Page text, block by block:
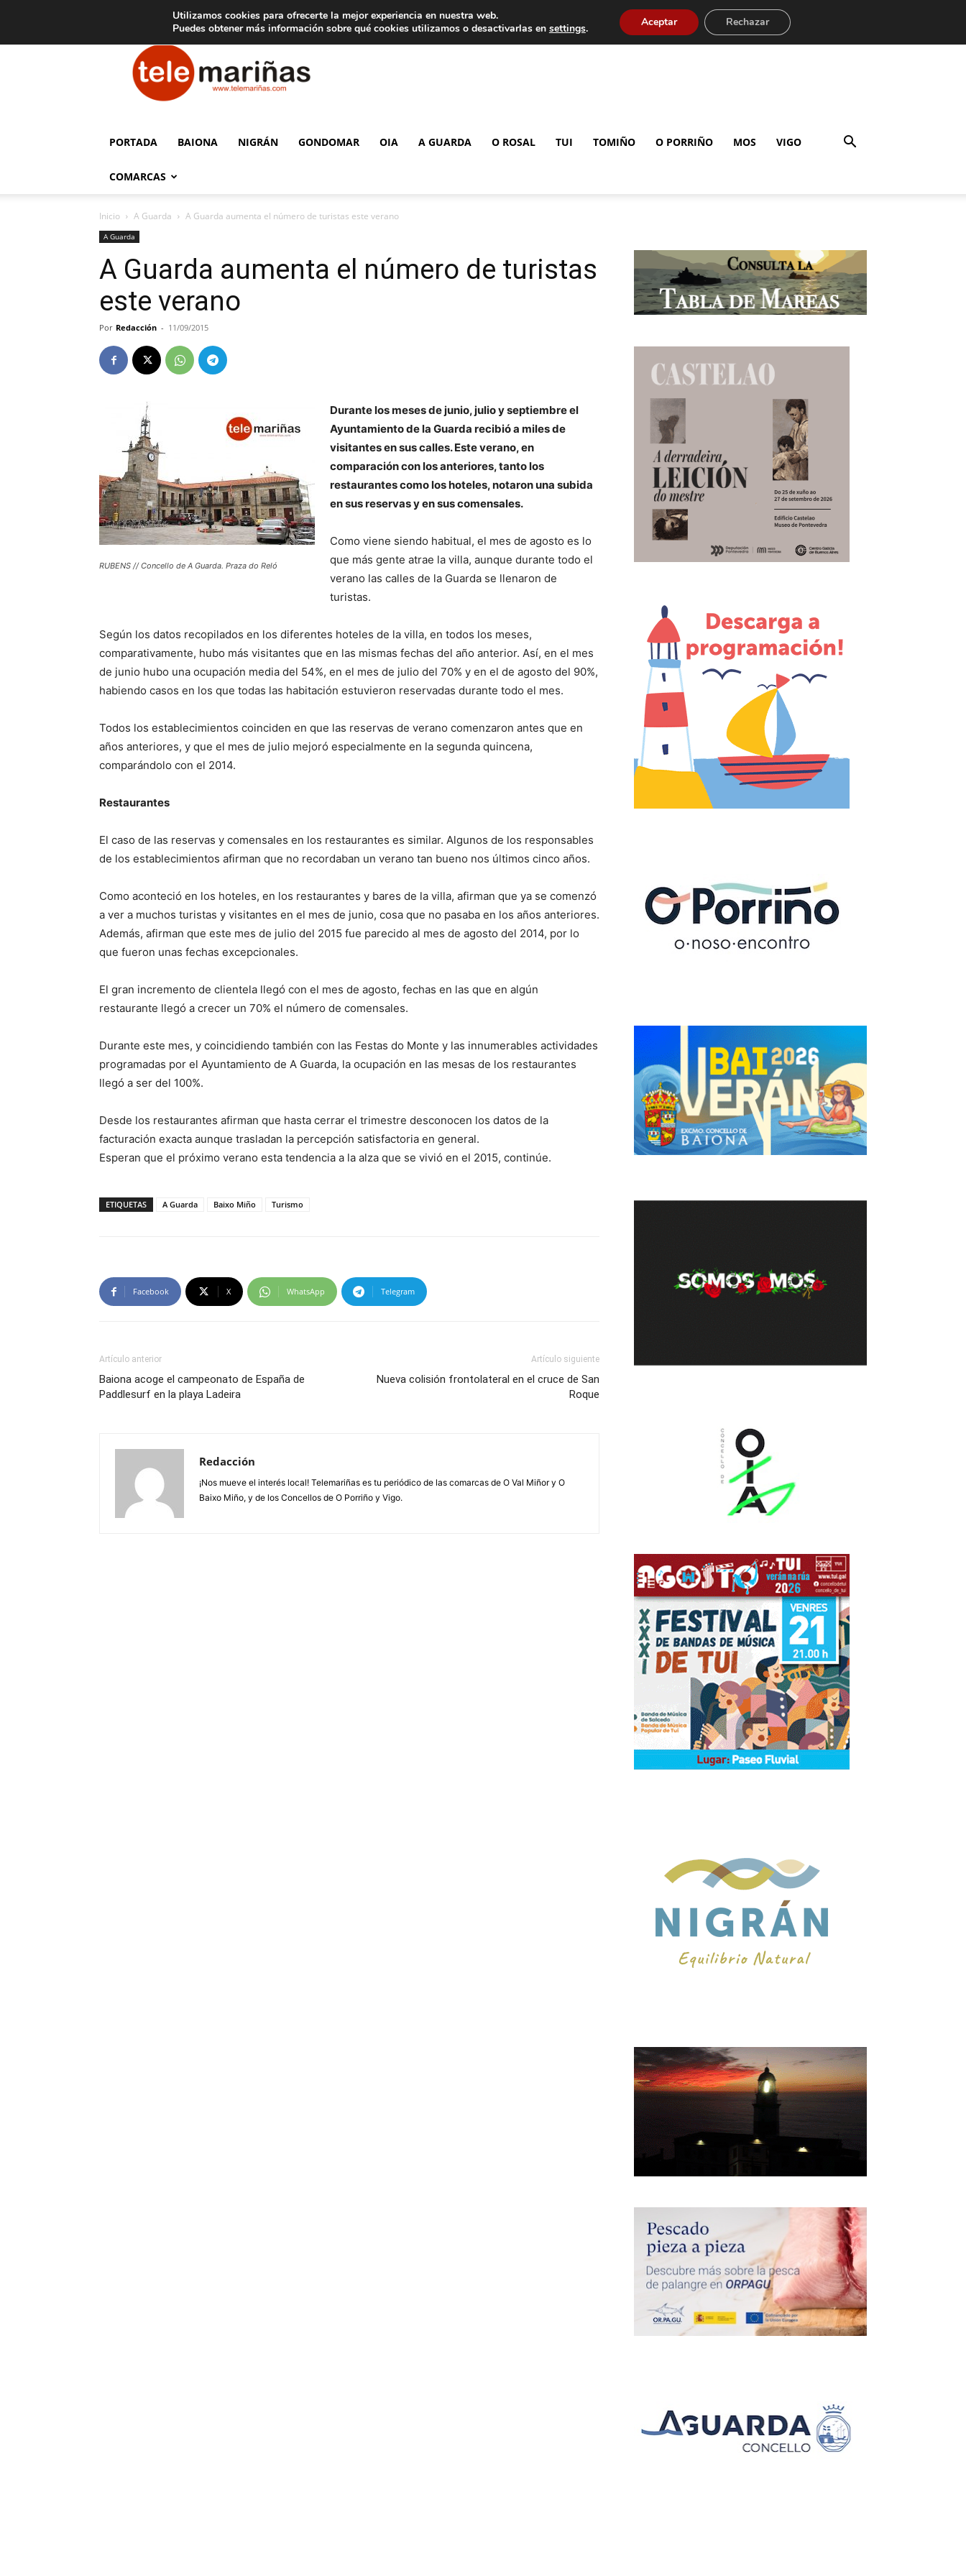
Aviso legal Tarifas de publicidad
Telemariñas
PORTADA BAIONA NIGRÁN GONDOMAR OIA A GUARDA O ROSAL TUI TOMIÑO O PORRIÑO MOS VIGO
COMARCAS
Inicio A Guarda A Guarda aumenta el número de turistas este verano
A Guarda
A Guarda aumenta el número de turistas
este verano
Por Redacción - 11/09/2015
RUBENS // Concello de A Guarda. Praza do Reló
Durante los meses de junio, julio y septiembre el
Ayuntamiento de la Guarda recibió a miles de
visitantes en sus calles. Este verano, en
comparación con los anteriores, tanto los
restaurantes como los hoteles, notaron una subida
en sus reservas y en sus comensales.
Como viene siendo habitual, el mes de agosto es lo
que más gente atrae la villa, aunque durante todo el
verano las calles de la Guarda se llenaron de
turistas.
Según los datos recopilados en los diferentes hoteles de la villa, en todos los meses,
comparativamente, hubo más visitantes que en las mismas fechas del año anterior. Así, en el mes
de junio hubo una ocupación media del 54%, en el mes de julio del 70% y en el de agosto del 90%,
habiendo casos en los que todas las habitación estuvieron reservadas durante todo el mes.
Todos los establecimientos coinciden en que las reservas de verano comenzaron antes que en
años anteriores, y que el mes de julio mejoró especialmente en la segunda quincena,
comparándolo con el 2014.
Restaurantes
El caso de las reservas y comensales en los restaurantes es similar. Algunos de los responsables
de los establecimientos afirman que no recordaban un verano tan bueno nos últimos cinco años.
Como aconteció en los hoteles, en los restaurantes y bares de la villa, afirman que ya se comenzó
a ver a muchos turistas y visitantes en el mes de junio, cosa que no pasaba en los años anteriores.
Además, afirman que este mes de julio del 2015 fue parecido al mes de agosto del 2014, por lo
que fueron unas fechas excepcionales.
El gran incremento de clientela llegó con el mes de agosto, fechas en las que en algún
restaurante llegó a crecer un 70% el número de comensales.
Durante este mes, y coincidiendo también con las Festas do Monte y las innumerables actividades
programadas por el Ayuntamiento de A Guarda, la ocupación en las mesas de los restaurantes
llegó a ser del 100%.
Desde los restaurantes afirman que hasta cerrar el trimestre desconocen los datos de la
facturación exacta aunque trasladan la percepción satisfactoria en general.
Esperan que el próximo verano esta tendencia a la alza que se vivió en el 2015, continúe.
ETIQUETAS A Guarda Baixo Miño Turismo
Facebook X WhatsApp Telegram
Artículo anterior
Baiona acoge el campeonato de España de
Paddlesurf en la playa Ladeira
Artículo siguiente
Nueva colisión frontolateral en el cruce de San
Roque
Redacción
¡Nos mueve el interés local! Telemariñas es tu periódico de las comarcas de O Val Miñor y O
Baixo Miño, y de los Concellos de O Porriño y Vigo.
Utilizamos cookies para ofrecerte la mejor experiencia en nuestra web.
Puedes obtener más información sobre qué cookies utilizamos o desactivarlas en settings. Aceptar Rechazar